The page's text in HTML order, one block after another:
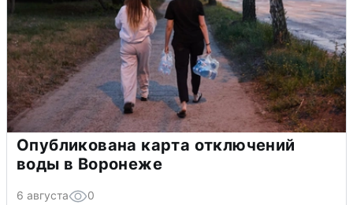
Опубликована карта отключений
воды в Воронеже
6 августа 0